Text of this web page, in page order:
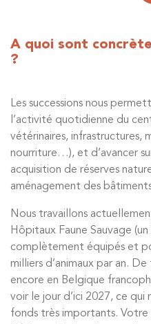
A quoi sont
?
Les successions nous
l’activité quotidienne du
vétérinaires, infrastructures,
nourriture…), et d’avancer
acquisition de réserves
aménagement des
Nous travaillons
Hôpitaux Faune Sauvage
complètement équipés et
milliers d’animaux par an.
encore en Belgique
voir le jour d’ici 2027, ce qui
fonds très importants. Votre